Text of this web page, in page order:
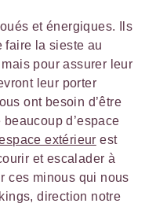
et énergiques. Ils
faire la sieste au
pour assurer leur
leur porter
ont besoin d’être
d’espace
extérieur est
et escalader à
ces minous qui nous
direction notre